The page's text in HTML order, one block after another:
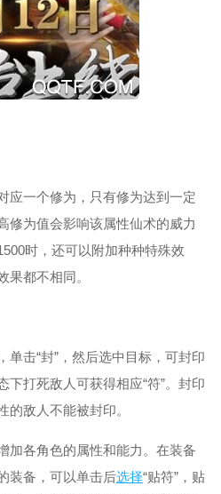
应一个修为，只有修为达到一定
修为值会影响该属性仙术的威力
时，还可以附加种种特殊效
果都不相同。
单击“封”，然后选中目标，可封印
下打死敌人可获得相应“符”。封印
的敌人不能被封印。
加各角色的属性和能力。在装备
装备，可以单击后选择“贴符”，贴